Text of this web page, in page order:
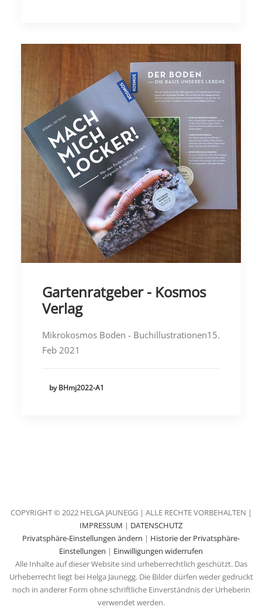
Gartenratgeber - Kosmos
Verlag
Mikrokosmos Boden - Buchillustrationen15.
Feb 2021
by BHmj2022-A1
COPYRIGHT © 2022 HELGA JAUNEGG | ALLE RECHTE VORBEHALTEN |
IMPRESSUM | DATENSCHUTZ
Privatsphäre-Einstellungen ändern | Historie der Privatsphäre-
Einstellungen | Einwilligungen widerrufen
Alle Inhalte auf dieser Website sind urheberrechtlich geschützt. Das
Urheberrecht liegt bei Helga Jaunegg. Die Bilder dürfen weder gedruckt
noch in anderer Form ohne schriftliche Einverständnis der Urheberin
verwendet werden.